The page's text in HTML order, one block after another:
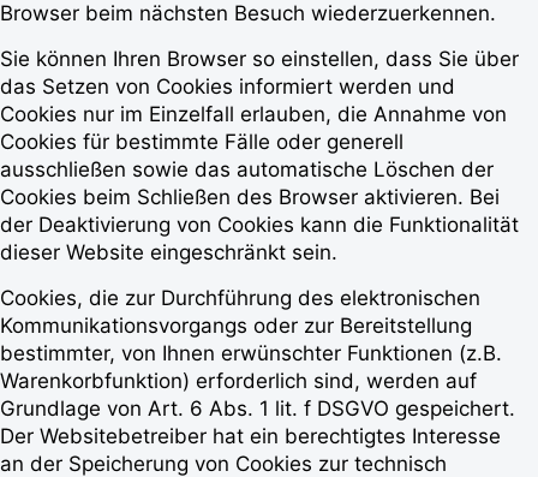
Browser beim nächsten Besuch wiederzuerkennen.
Sie können Ihren Browser so einstellen, dass Sie über
das Setzen von Cookies informiert werden und
Cookies nur im Einzelfall erlauben, die Annahme von
Cookies für bestimmte Fälle oder generell
ausschließen sowie das automatische Löschen der
Cookies beim Schließen des Browser aktivieren. Bei
der Deaktivierung von Cookies kann die Funktionalität
dieser Website eingeschränkt sein.
Cookies, die zur Durchführung des elektronischen
Kommunikationsvorgangs oder zur Bereitstellung
bestimmter, von Ihnen erwünschter Funktionen (z.B.
Warenkorbfunktion) erforderlich sind, werden auf
Grundlage von Art. 6 Abs. 1 lit. f DSGVO gespeichert.
Der Websitebetreiber hat ein berechtigtes Interesse
an der Speicherung von Cookies zur technisch